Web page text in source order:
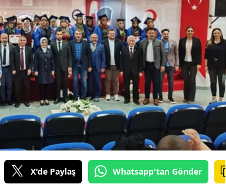
Bilecik
Bingöl
Bitlis
Burdur
Çanakkale
Çankırı
X'de Paylaş Whatsapp'tan Gönder